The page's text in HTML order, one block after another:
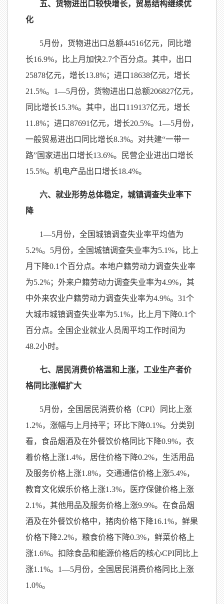
五、货物进出口较快增长，贸易结构继续优
化
5月份，货物进出口总额44516亿元，同比增
长16.9%，比上月加快2.7个百分点。其中，出口
25878亿元，增长13.8%；进口18638亿元，增长
21.5%。1—5月份，货物进出口总额206827亿元，
同比增长15.3%。其中，出口119137亿元，增长
11.8%；进口87691亿元，增长20.5%。1—5月份，
一般贸易进出口同比增长8.3%。对共建“一带一
路”国家进出口增长13.6%。民营企业进出口增长
15.5%。机电产品出口增长18.4%。
六、就业形势总体稳定，城镇调查失业率下
降
1—5月份，全国城镇调查失业率平均值为
5.2%。5月份，全国城镇调查失业率为5.1%，比上
月下降0.1个百分点。本地户籍劳动力调查失业率
为5.2%；外来户籍劳动力调查失业率为4.9%，其
中外来农业户籍劳动力调查失业率为4.9%。31个
大城市城镇调查失业率为5.1%，比上月下降0.1个
百分点。全国企业就业人员周平均工作时间为
48.2小时。
七、居民消费价格温和上涨，工业生产者价
格同比涨幅扩大
5月份，全国居民消费价格（CPI）同比上涨
1.2%，涨幅与上月持平；环比下降0.1%。分类别
看，食品烟酒及在外餐饮价格同比下降0.9%，衣
着价格上涨1.4%，居住价格下降0.2%，生活用品
及服务价格上涨1.8%，交通通信价格上涨5.4%，
教育文化娱乐价格上涨1.3%，医疗保健价格上涨
2.1%，其他用品及服务价格上涨9.9%。在食品烟
酒及在外餐饮价格中，猪肉价格下降16.1%，鲜果
价格下降2.2%，粮食价格下降0.3%，鲜菜价格上
涨1.6%。扣除食品和能源价格后的核心CPI同比上
涨1.1%。1—5月份，全国居民消费价格同比上涨
1.0%。